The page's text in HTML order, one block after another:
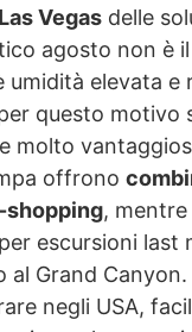
Vegas delle
agosto non è
umidità elevata e
questo motivo
molto
offrono
, mentre
escursioni last
al Grand
negli USA,